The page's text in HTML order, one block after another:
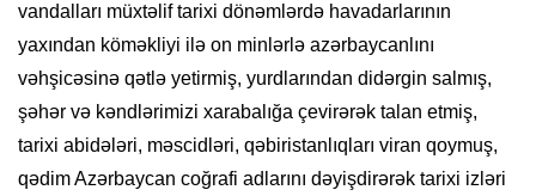
vandalları müxtəlif tarixi dönəmlərdə havadarlarının
yaxından köməkliyi ilə on minlərlə azərbaycanlını
vəhşicəsinə qətlə yetirmiş, yurdlarından didərgin salmış,
şəhər və kəndlərimizi xarabalığa çevirərək talan etmiş,
tarixi abidələri, məscidləri, qəbiristanlıqları viran qoymuş,
qədim Azərbaycan coğrafi adlarını dəyişdirərək tarixi izləri